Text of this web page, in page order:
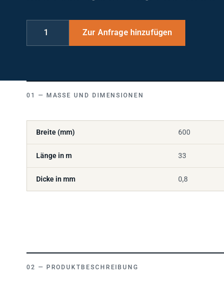
MASSE UND DIMENSIONEN
Breite (mm) 600
Länge in m 33
Dicke in mm 0,8
PRODUKTBESCHREIBUNG